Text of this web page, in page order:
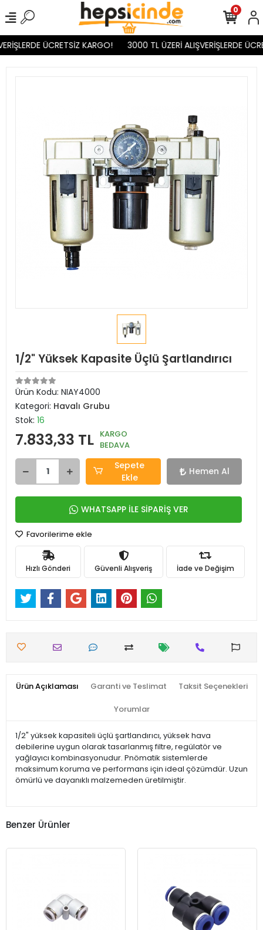
ÜCRETSİZ KARGO! 3000 TL ÜZERİ ALIŞVERİŞLERDE
0
1/2" Yüksek Kapasite Üçlü Şartlandırıcı
Ürün Kodu: NIAY4000
Kategori: Havalı Grubu
Stok: 16
7.833,33 TL KARGO
BEDAVA
Sepete
Ekle
Hemen Al
WHATSAPP İLE SİPARİŞ VER
Favorilerime ekle
Hızlı Gönderi Güvenli Alışveriş İade ve Değişim
Ürün Açıklaması Garanti ve Teslimat Taksit Seçenekleri
Yorumlar
1/2" yüksek kapasiteli üçlü şartlandırıcı, yüksek hava
debilerine uygun olarak tasarlanmış filtre, regülatör ve
yağlayıcı kombinasyonudur. Pnömatik sistemlerde
maksimum koruma ve performans için ideal çözümdür. Uzun
ömürlü ve dayanıklı malzemeden üretilmiştir.
Benzer Ürünler